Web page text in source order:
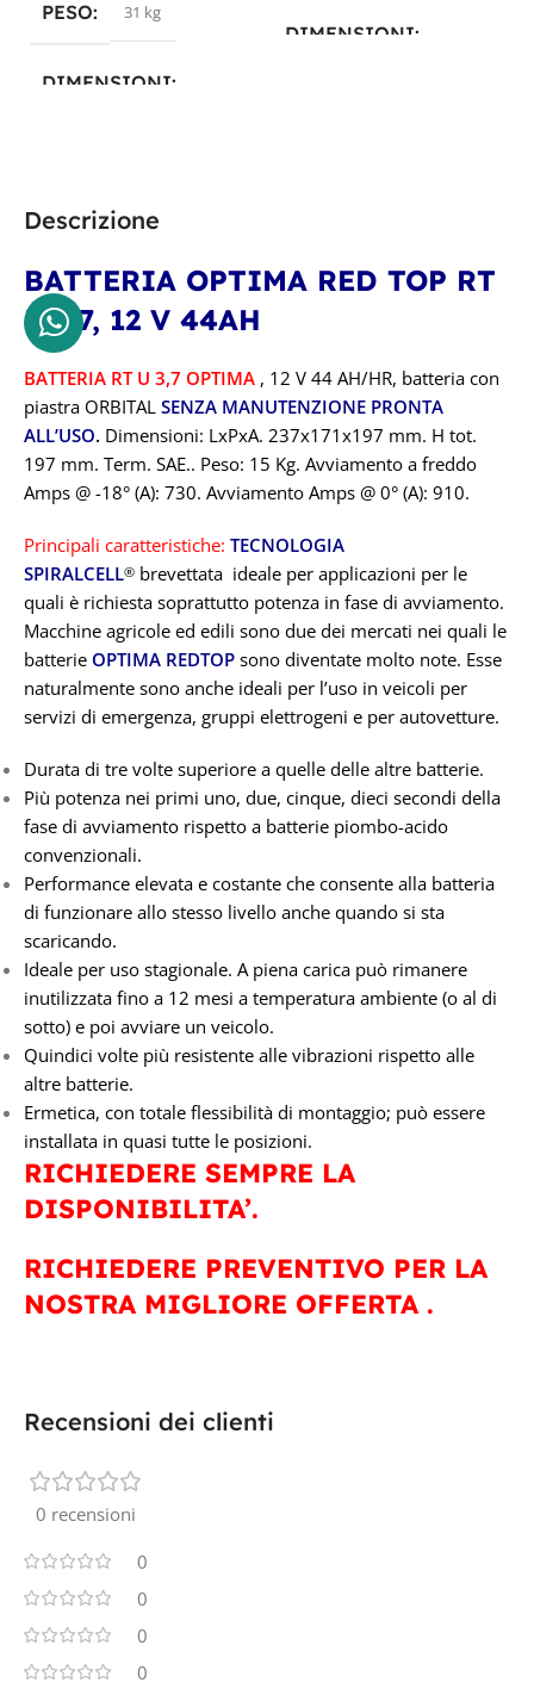
Descrizione
BATTERIA OPTIMA RED TOP RT
U 3.7, 12 V 44AH
BATTERIA RT U 3,7 OPTIMA , 12 V 44 AH/HR, batteria con
piastra ORBITAL SENZA MANUTENZIONE PRONTA
ALL’USO. Dimensioni: LxPxA. 237x171x197 mm. H tot.
197 mm. Term. SAE.. Peso: 15 Kg. Avviamento a freddo
Amps @ -18° (A): 730. Avviamento Amps @ 0° (A): 910.
Principali caratteristiche: TECNOLOGIA
SPIRALCELL® brevettata ideale per applicazioni per le
quali è richiesta soprattutto potenza in fase di avviamento.
Macchine agricole ed edili sono due dei mercati nei quali le
batterie OPTIMA REDTOP sono diventate molto note. Esse
naturalmente sono anche ideali per l’uso in veicoli per
servizi di emergenza, gruppi elettrogeni e per autovetture.
Durata di tre volte superiore a quelle delle altre batterie.
Più potenza nei primi uno, due, cinque, dieci secondi della
fase di avviamento rispetto a batterie piombo-acido
convenzionali.
Performance elevata e costante che consente alla batteria
di funzionare allo stesso livello anche quando si sta
scaricando.
Ideale per uso stagionale. A piena carica può rimanere
inutilizzata fino a 12 mesi a temperatura ambiente (o al di
sotto) e poi avviare un veicolo.
Quindici volte più resistente alle vibrazioni rispetto alle
altre batterie.
Ermetica, con totale flessibilità di montaggio; può essere
installata in quasi tutte le posizioni.
RICHIEDERE SEMPRE LA
DISPONIBILITA’.
RICHIEDERE PREVENTIVO PER LA
NOSTRA MIGLIORE OFFERTA .
PESO 31 kg
DIMENSIONI
PRODUTTORE
Optima
TECNOLOGIA
PIOMBO
CAPACITÀ IN AH
TENSIONE IN VOLT
12V
DIMENSIONI
TECNOLOGIA
CAPACITÀ IN AH
50AH
TENSIONE IN VOLT
12V
Recensioni dei clienti
0 recensioni
0
0
0
0